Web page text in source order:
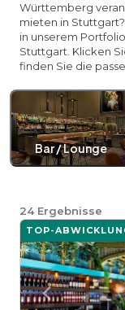
Württemberg
mieten in Stuttgart?
in unserem
Stuttgart. Klicken
finden Sie die
Bar / Lounge
24 Ergebnisse
TOP-